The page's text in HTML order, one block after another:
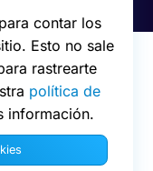
contar los
Esto no sale
rastrearte
política de
información.